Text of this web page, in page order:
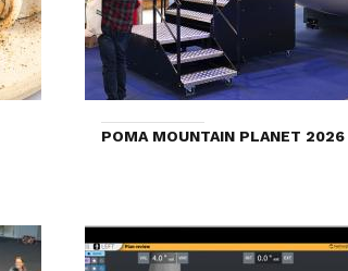
POMA MOUNTAIN PLANET 2026